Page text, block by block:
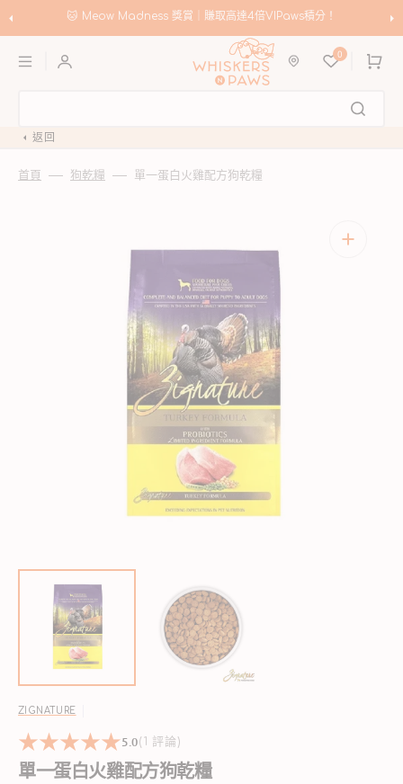
至
容
🐱 Meow Madness 獎賞｜賺取高達4倍VIPaws積分！
0
購
物
返回
首頁 狗乾糧 單一蛋白火雞配方狗乾糧
開
啟
圖
庫
檢
視
中
的
體
檔
案
ZIGNATURE
5.0(1 評論)
單一蛋白火雞配方狗乾糧